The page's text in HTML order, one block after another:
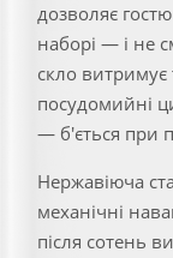
дозволяє
наборі — і не
скло витримує
посудомийні
— б'ється при
Нержавіюча
механічні
після сотень